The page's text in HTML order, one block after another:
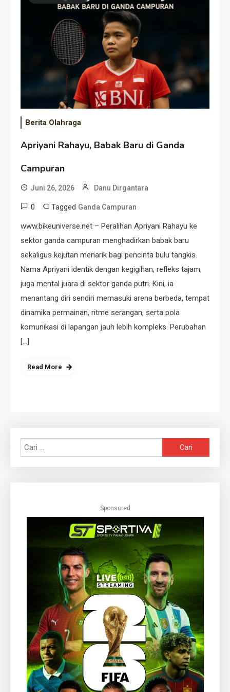
Event Besar
Berita Olahraga
Apriyani Rahayu, Babak Baru di Ganda
Campuran
Juni 26, 2026 Danu Dirgantara
0 Tagged Ganda Campuran
www.bikeuniverse.net – Peralihan Apriyani Rahayu ke
sektor ganda campuran menghadirkan babak baru
sekaligus kejutan menarik bagi pencinta bulu tangkis.
Nama Apriyani identik dengan kegigihan, refleks tajam,
juga mental juara di sektor ganda putri. Kini, ia
menantang diri sendiri memasuki arena berbeda, tempat
dinamika permainan, ritme serangan, serta pola
komunikasi di lapangan jauh lebih kompleks. Perubahan
[…]
Read More
untuk:
Sponsored